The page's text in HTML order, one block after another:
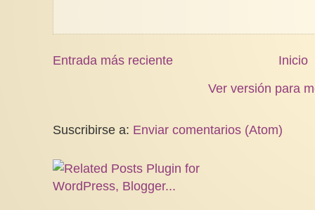
Entrada más reciente
Inicio
Ver versión para
Suscribirse a: Enviar comentarios (Atom)